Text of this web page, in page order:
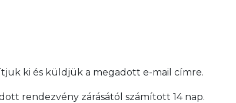
ki és küldjük a megadott e-mail címre.
rendezvény zárásától számított 14 nap.